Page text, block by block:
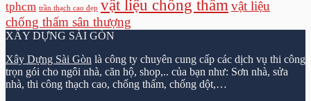
tphcm trần thạch cao đẹp vật liệu chống thấm vật liệu
chống thấm sân thượng
XÂY DỰNG SÀI GÒN
Xây Dựng Sài Gòn là công ty chuyên cung cấp các dịch vụ thi công
trọn gói cho ngôi nhà, căn hộ, shop,.. của bạn như: Sơn nhà, sửa
nhà, thi công thạch cao, chống thấm, chống dột,…